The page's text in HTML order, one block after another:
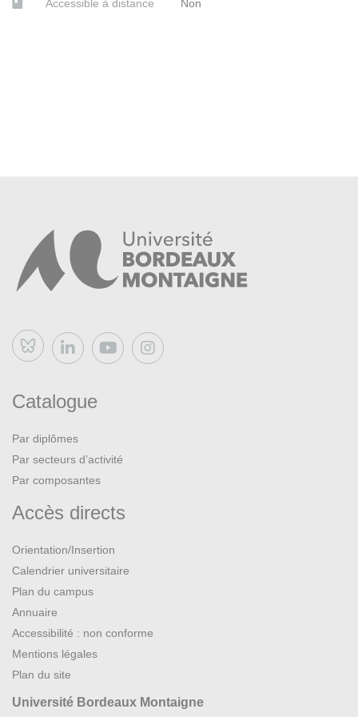
Accessible à distance Non
Bluesky
Catalogue
Par diplômes
Par secteurs d’activité
Par composantes
Accès directs
Orientation/Insertion
Calendrier universitaire
Plan du campus
Annuaire
Accessibilité : non conforme
Mentions légales
Plan du site
Université Bordeaux Montaigne